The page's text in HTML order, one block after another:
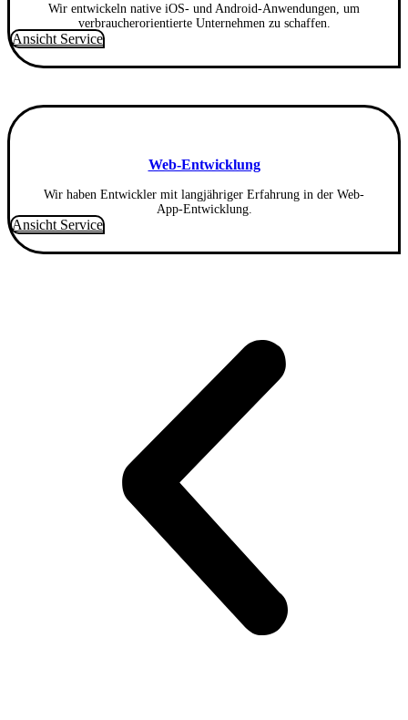
Wir entwickeln native iOS- und Android-Anwendungen, um
verbraucherorientierte Unternehmen zu schaffen.
Ansicht Service
Web-Entwicklung
Wir haben Entwickler mit langjähriger Erfahrung in der Web-
App-Entwicklung.
Ansicht Service